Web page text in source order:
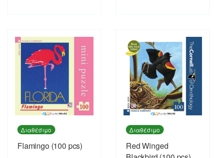
Διαθέσιμο
Flamingo (100 pcs)
Διαθέσιμο
Red Winged